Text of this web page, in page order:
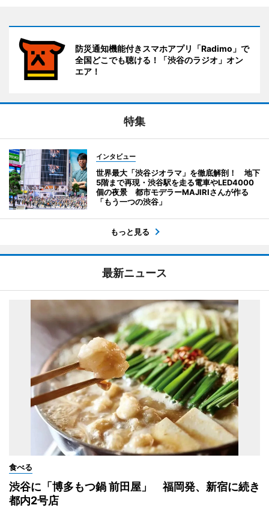
防災通知機能付きスマホアプリ「Radimo」で
全国どこでも聴ける！「渋谷のラジオ」オン
エア！
特集
インタビュー
世界最大「渋谷ジオラマ」を徹底解剖！ 地下
5階まで再現・渋谷駅を走る電車やLED4000
個の夜景 都市モデラーMAJIRIさんが作る
「もう一つの渋谷」
もっと見る
最新ニュース
食べる
渋谷に「博多もつ鍋 前田屋」 福岡発、新宿に続き
都内2号店